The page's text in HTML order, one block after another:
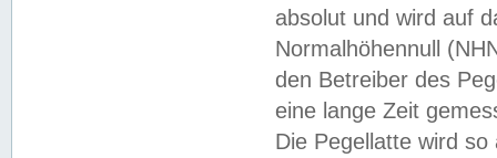
absolut und wird auf
Normalhöhennull
den Betreiber des
eine lange Zeit
Die Pegellatte wird